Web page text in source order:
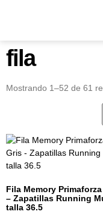
fila
Mostrando 1–52 de 61
Fila Memory
– Zapatillas Running
talla 36.5